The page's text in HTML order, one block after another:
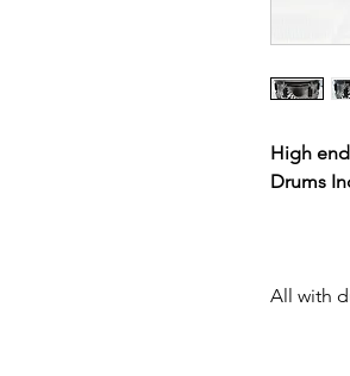
High
Drums
All with